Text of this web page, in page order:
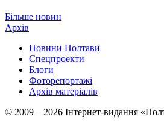
Більше новин
Архів
Новини Полтави
Спецпроекти
Блоги
Фоторепортажі
Архів матеріалів
© 2009 – 2026 Інтернет-видання